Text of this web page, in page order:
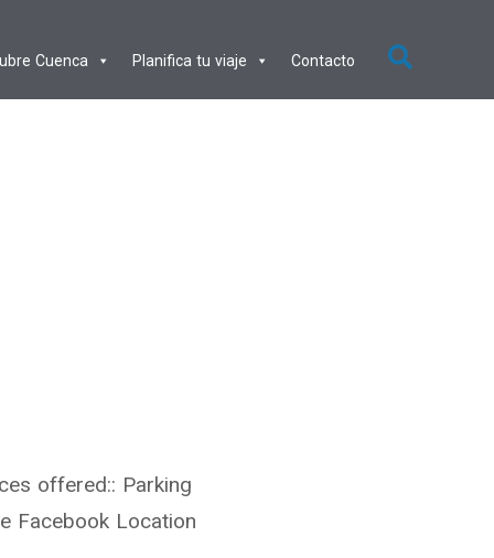
Cuenca Planifica tu viaje Contacto
offered:: Parking
Facebook Location